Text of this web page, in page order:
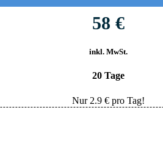
58 €
inkl. MwSt.
20 Tage
Nur 2.9€ pro Tag!